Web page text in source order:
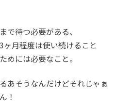
で待つ必要がある、
月程度は使い続けること
めには必要なこと。
あそうなんだけどそれじゃぁ
！